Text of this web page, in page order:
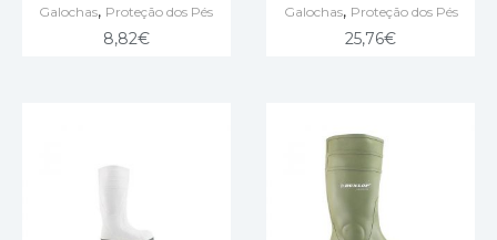
Galochas, Proteção dos Pés
8,82€
Galochas, Proteção dos Pés
25,76€